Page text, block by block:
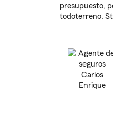
presupuesto,
todoterreno.